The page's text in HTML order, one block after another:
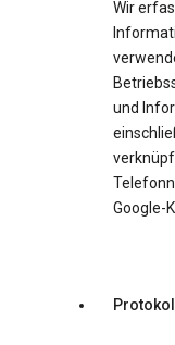
Wir
und
Google-